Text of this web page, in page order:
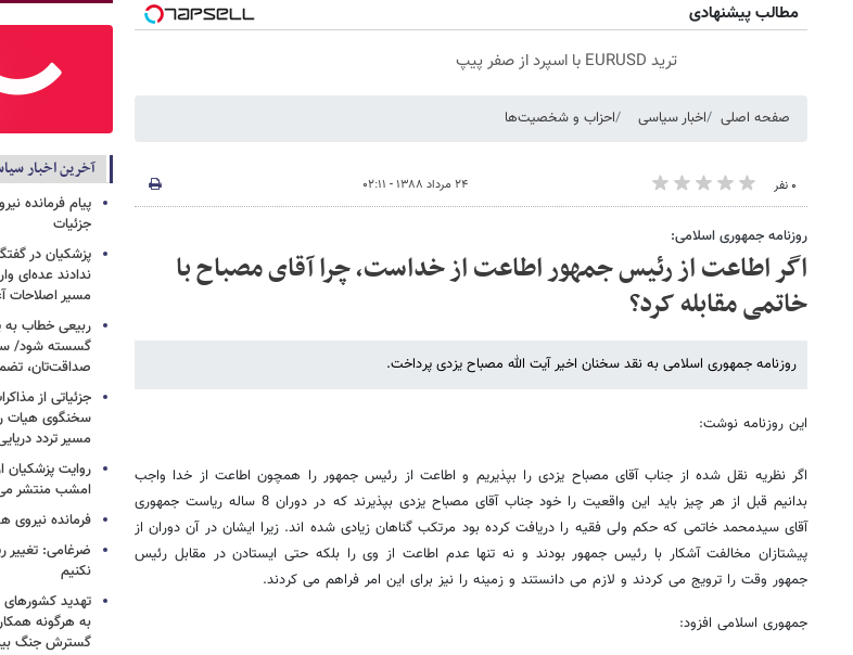
مطالب پیشنهادی
ترید EURUSD با اسپرد از صفر پیپ
صفحه اصلی اخبار سیاسی احزاب و شخصیت‌ها
۰ نفر ۲۴ مرداد ۱۳۸۸ - ۰۲:۱۱
روزنامه جمهوری اسلامی:
اگر اطاعت از رئیس جمهور اطاعت از خداست، چرا آقای مصباح با
خاتمی مقابله کرد؟
روزنامه جمهوری اسلامی به نقد سخنان اخیر آیت الله مصباح یزدی پرداخت.
این روزنامه نوشت:
اگر نظریه نقل شده از جناب آقای مصباح یزدی را بپذیریم و اطاعت از رئیس جمهور را همچون اطاعت از خدا واجب
بدانیم قبل از هر چیز باید این واقعیت را خود جناب آقای مصباح یزدی بپذیرند که در دوران 8 ساله ریاست جمهوری
آقای سیدمحمد خاتمی که حکم ولی فقیه را دریافت کرده بود مرتکب گناهان زیادی شده اند. زیرا ایشان در آن دوران از
پیشتازان مخالفت آشکار با رئیس جمهور بودند و نه تنها عدم اطاعت از وی را بلکه حتی ایستادن در مقابل رئیس
جمهور وقت را ترویج می کردند و لازم می دانستند و زمینه را نیز برای این امر فراهم می کردند.
جمهوری اسلامی افزود:
آخرین اخبار
پیام فرمانده
جزئیات
پزشکیان در
ندادند عده‌ای
مسیر اصلاحات
ربیعی خطاب به
گسسته شود/
صداقت‌تان،
جزئیاتی از
سخنگوی هیات
مسیر تردد
روایت پزشکیان
امشب منتشر
فرمانده نیروی
ضرغامی:
نکنیم
تهدید کشورهای
به هرگونه
گسترش جنگ بیش